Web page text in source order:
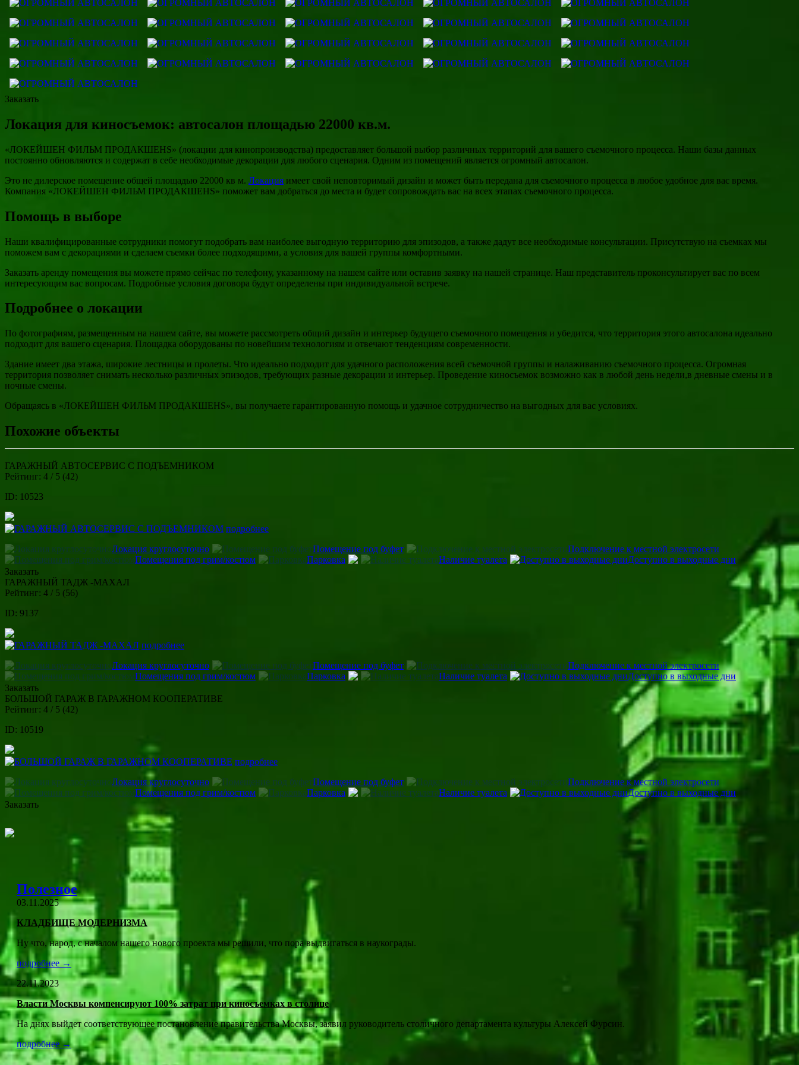
Заказать
Локация для киносъемок: автосалон площадью 22000 кв.м.
«ЛОКЕЙШЕН ФИЛЬМ ПРОДАКШЕНS» (локации для кинопроизводства) предоставляет большой выбор различных территорий для вашего съемочного процесса. Наши базы данных
постоянно обновляются и содержат в себе необходимые декорации для любого сценария. Одним из помещений является огромный автосалон.
Это не дилерское помещение общей площадью 22000 кв м. Локация имеет свой неповторимый дизайн и может быть передана для съемочного процесса в любое удобное для вас время.
Компания «ЛОКЕЙШЕН ФИЛЬМ ПРОДАКШЕНS» поможет вам добраться до места и будет сопровождать вас на всех этапах съемочного процесса.
Помощь в выборе
Наши квалифицированные сотрудники помогут подобрать вам наиболее выгодную территорию для эпизодов, а также дадут все необходимые консультации. Присутствую на съемках мы
поможем вам с декорациями и сделаем съемки более подходящими, а условия для вашей группы комфортными.
Заказать аренду помещения вы можете прямо сейчас по телефону, указанному на нашем сайте или оставив заявку на нашей странице. Наш представитель проконсультирует вас по всем
интересующим вас вопросам. Подробные условия договора будут определены при индивидуальной встрече.
Подробнее о локации
По фотографиям, размещенным на нашем сайте, вы можете рассмотреть общий дизайн и интерьер будущего съемочного помещения и убедится, что территория этого автосалона идеально
подходит для вашего сценария. Площадка оборудованы по новейшим технологиям и отвечают тенденциям современности.
Здание имеет два этажа, широкие лестницы и пролеты. Что идеально подходит для удачного расположения всей съемочной группы и налаживанию съемочного процесса. Огромная
территория позволяет снимать несколько различных эпизодов, требующих разные декорации и интерьер. Проведение киносъемок возможно как в любой день недели,в дневные смены и в
ночные смены.
Обращаясь в «ЛОКЕЙШЕН ФИЛЬМ ПРОДАКШЕНS», вы получаете гарантированную помощь и удачное сотрудничество на выгодных для вас условиях.
Похожие объекты
ГАРАЖНЫЙ АВТОСЕРВИС С ПОДЪЕМНИКОМ
Рейтинг: 4 / 5 (42)
ID: 10523
подробнее
Локация круглосуточно
Помещение под буфет
Подключение к местной электросети
Помещения под грим/костюм
Парковка Наличие туалета
Доступно в выходные дни
Заказать
ГАРАЖНЫЙ ТАДЖ -МАХАЛ
Рейтинг: 4 / 5 (56)
ID: 9137
подробнее
Локация круглосуточно
Помещение под буфет
Подключение к местной электросети
Помещения под грим/костюм
Парковка Наличие туалета
Доступно в выходные дни
Заказать
БОЛЬШОЙ ГАРАЖ В ГАРАЖНОМ КООПЕРАТИВЕ
Рейтинг: 4 / 5 (42)
ID: 10519
подробнее
Локация круглосуточно
Помещение под буфет
Подключение к местной электросети
Помещения под грим/костюм
Парковка Наличие туалета
Доступно в выходные дни
Заказать
Полезное
03.11.2025
КЛАДБИЩЕ МОДЕРНИЗМА
Ну что, народ, с началом нашего нового проекта мы решили, что пора выдвигаться в наукограды.
подробнее →
22.11.2023
Власти Москвы компенсируют 100% затрат при киносъемках в столице
На днях выйдет соответствующее постановление правительства Москвы, заявил руководитель столичного департамента культуры Алексей Фурсин.
подробнее →